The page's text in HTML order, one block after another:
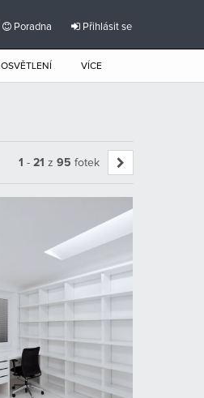
Poradna Přihlásit se
OSVĚTLENÍ VÍCE
1 - 21 z 95 fotek